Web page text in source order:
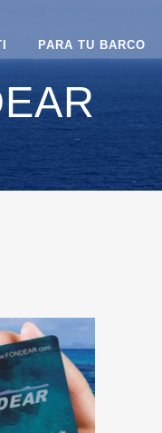
PARA TU BARCO